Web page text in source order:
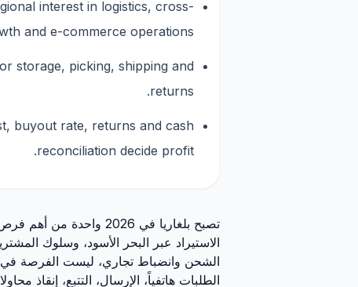
interest in logistics, cross-
and e-commerce operations.
storage, picking, shipping and
returns.
buyout rate, returns and cash
reconciliation decide profit.
الاستيراد عبر البحر الأسود، وسلوك
الطلبات هاتفياً، الإرسال، التتبع، إنقاذ